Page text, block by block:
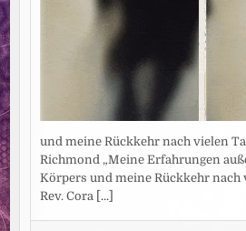
und meine Rückkehr nach vielen
Richmond „Meine Erfahrungen
Körpers und meine Rückkehr nach
Rev. Cora
[...]